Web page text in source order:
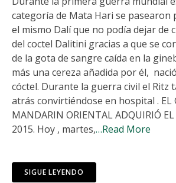
categoría de Mata Hari se pasearon
el mismo Dalí que no podía dejar de
del coctel Dalitini gracias a que se
de la gota de sangre caída en la
más una cereza añadida por él,
cóctel. Durante la guerra civil el Ritz
atrás convirtiéndose en hospital . EL
MANDARIN ORIENTAL ADQUIRIÓ
2015. Hoy , martes,…Read More
SIGUE LEYENDO